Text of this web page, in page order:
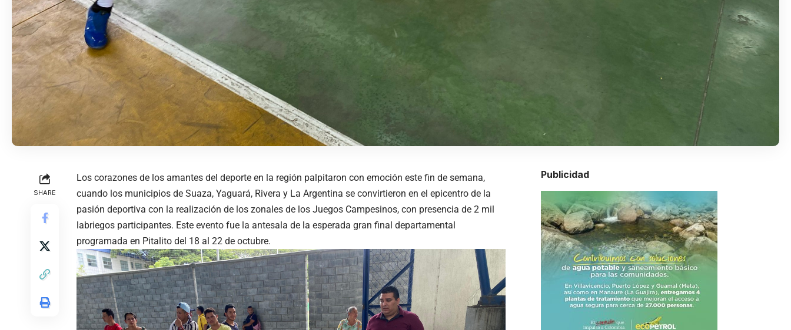
SHARE
Los corazones de los amantes del deporte en la región palpitaron con emoción este fin de semana,
cuando los municipios de Suaza, Yaguará, Rivera y La Argentina se convirtieron en el epicentro de la
pasión deportiva con la realización de los zonales de los Juegos Campesinos, con presencia de 2 mil
labriegos participantes. Este evento fue la antesala de la esperada gran final departamental
programada en Pitalito del 18 al 22 de octubre.
Publicidad